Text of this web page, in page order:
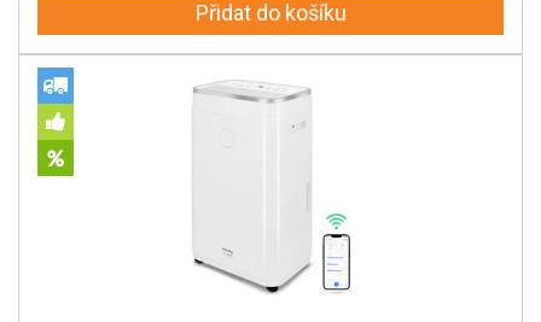
Přidat do košíku